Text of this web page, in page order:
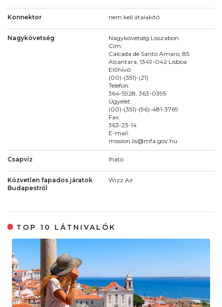
Konnektor nem kell átalakító
Nagykövetség
Nagykövetség Lisszabon
Cím:
Calcada de Santo Amaro, 85.
Alcantara, 1349-042 Lisboa
Előhívó:
(00)-(351)-(21)
Telefon:
364-5928, 363-0395
Ügyelet:
(00)-(351)-(96)-481-3769
Fax:
363-23-14
E-mail:
mission.lis@mfa.gov.hu
Csapvíz Iható
Közvetlen fapados járatok
Budapestről
Wizz Air
TOP 10 LÁTNIVALÓK